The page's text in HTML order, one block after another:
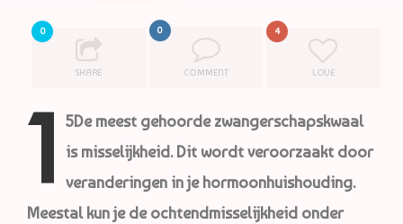
0
SHARE
0
COMMENT
4
LOVE
1
5De meest gehoorde zwangerschapskwaal
is misselijkheid. Dit wordt veroorzaakt door
veranderingen in je hormoonhuishouding.
Meestal kun je de ochtendmisselijkheid onder